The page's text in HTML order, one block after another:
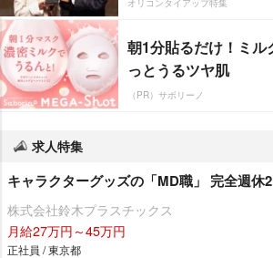
朝1分貼るだけ！ミ
っとうるツヤ肌
（PR）サボリーノ
求人特集
キャラクターグッズの「MD職」 完全週休
株式会社鈴木プラスチックス
月給27万円～45万円
正社員 / 東京都